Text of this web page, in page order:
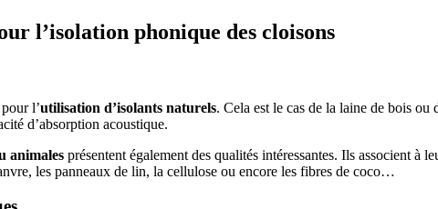
l’isolation phonique des cloisons
l’utilisation d’isolants naturels. Cela est le cas de la laine de bois ou
d’absorption acoustique.
animales présentent également des qualités intéressantes. Ils associent à
les panneaux de lin, la cellulose ou encore les fibres de coco…